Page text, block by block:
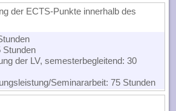
der ECTS-Punkte innerhalb des
Stunden
der LV, semesterbegleitend: 30
Seminararbeit: 75 Stunden